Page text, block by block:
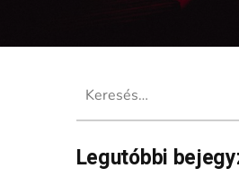
Legutóbbi